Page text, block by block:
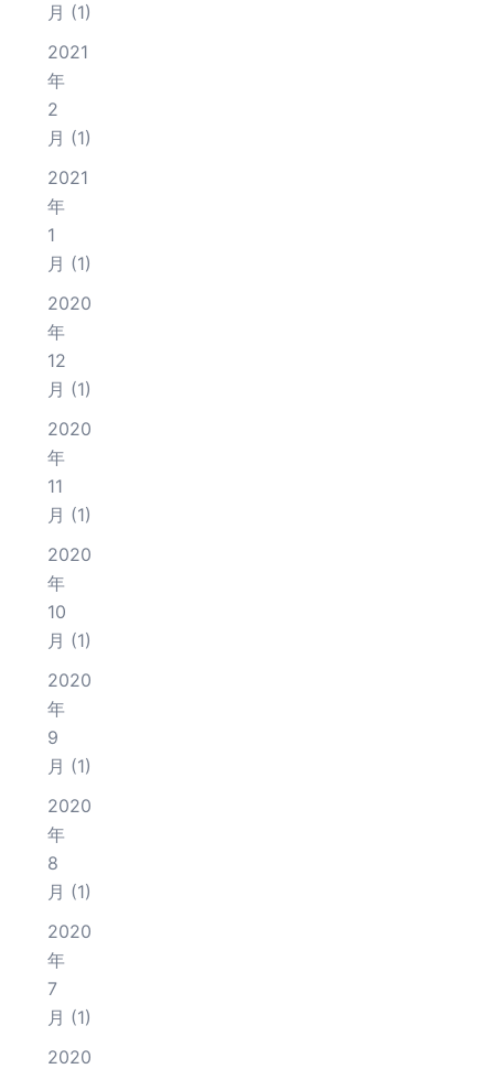
月 (1)
2021
年
2
月 (1)
2021
年
1
月 (1)
2020
年
12
月 (1)
2020
年
11
月 (1)
2020
年
10
月 (1)
2020
年
9
月 (1)
2020
年
8
月 (1)
2020
年
7
月 (1)
2020